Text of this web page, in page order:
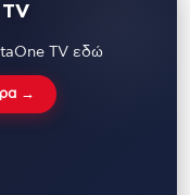
TV εδώ
→